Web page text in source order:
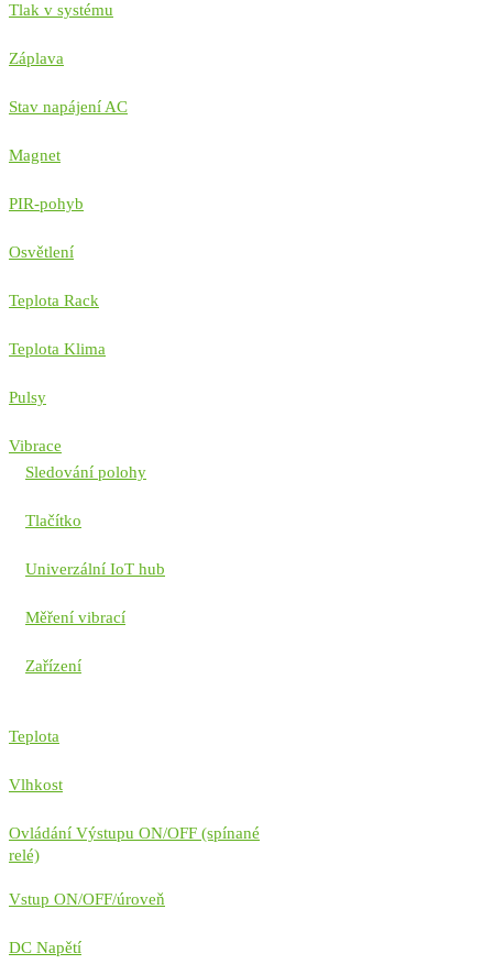
Tlak v systému
Záplava
Stav napájení AC
Magnet
PIR-pohyb
Osvětlení
Teplota Rack
Teplota Klima
Pulsy
Vibrace
Sledování polohy
Tlačítko
Univerzální IoT hub
Měření vibrací
Zařízení
Teplota
Vlhkost
Ovládání Výstupu ON/OFF (spínané
relé)
Vstup ON/OFF/úroveň
DC Napětí